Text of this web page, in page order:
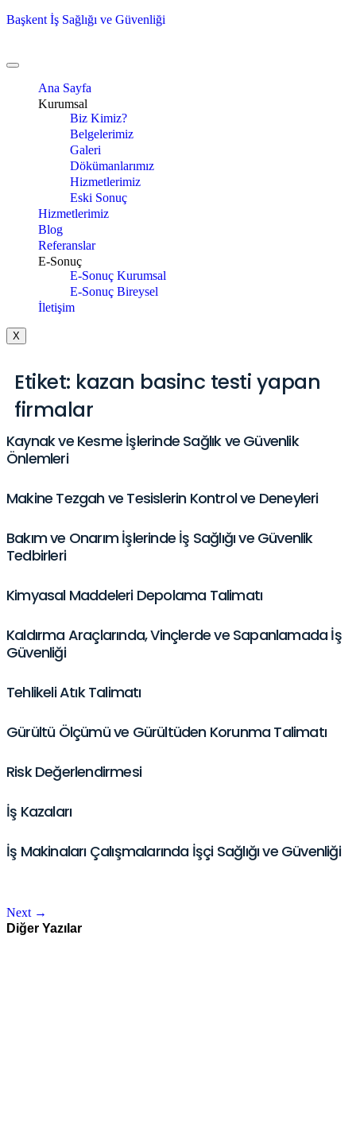
Başkent İş Sağlığı ve Güvenliği
Ana Sayfa
Kurumsal
Biz Kimiz?
Belgelerimiz
Galeri
Dökümanlarımız
Hizmetlerimiz
Eski Sonuç
Hizmetlerimiz
Blog
Referanslar
E-Sonuç
E-Sonuç Kurumsal
E-Sonuç Bireysel
İletişim
X
Etiket: kazan basinc testi yapan
firmalar
Kaynak ve Kesme İşlerinde Sağlık ve Güvenlik
Önlemleri
Makine Tezgah ve Tesislerin Kontrol ve Deneyleri
Bakım ve Onarım İşlerinde İş Sağlığı ve Güvenlik
Tedbirleri
Kimyasal Maddeleri Depolama Talimatı
Kaldırma Araçlarında, Vinçlerde ve Sapanlamada İş
Güvenliği
Tehlikeli Atık Talimatı
Gürültü Ölçümü ve Gürültüden Korunma Talimatı
Risk Değerlendirmesi
İş Kazaları
İş Makinaları Çalışmalarında İşçi Sağlığı ve Güvenliği
Next →
Diğer Yazılar